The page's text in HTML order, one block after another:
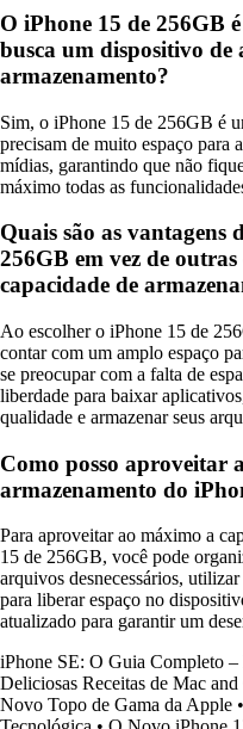
O iPhone 15 de 256GB
busca um dispositivo de
armazenamento?
Sim, o iPhone 15 de 256GB é
precisam de muito espaço para
mídias, garantindo que não
máximo todas as
Quais são as vantagens
256GB em vez de
capacidade de
Ao escolher o iPhone 15 de
contar com um amplo espaço
se preocupar com a falta de
liberdade para baixar
qualidade e armazenar seus
Como posso aproveitar
armazenamento do
Para aproveitar ao máximo a
15 de 256GB, você pode
arquivos desnecessários,
para liberar espaço no
atualizado para garantir um
iPhone SE: O Guia Completo
Deliciosas Receitas de Mac and
Novo Topo de Gama da Apple •